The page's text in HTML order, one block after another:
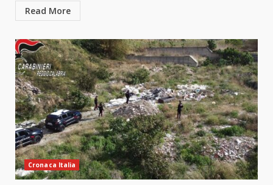
Read More
Cronaca Italia